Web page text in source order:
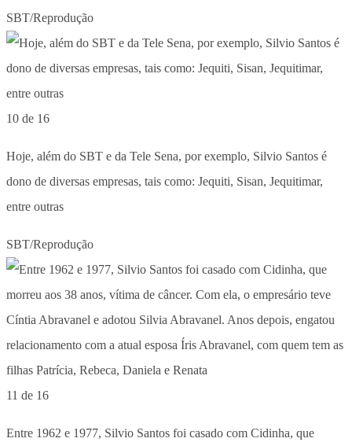
SBT/Reprodução
10 de 16
Hoje, além do SBT e da Tele Sena, por exemplo, Silvio Santos é
dono de diversas empresas, tais como: Jequiti, Sisan, Jequitimar,
entre outras
SBT/Reprodução
11 de 16
Entre 1962 e 1977, Silvio Santos foi casado com Cidinha, que